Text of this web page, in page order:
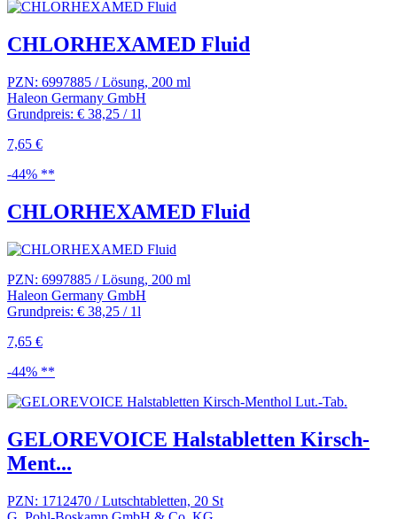
CHLORHEXAMED Fluid
PZN: 6997885 / Lösung, 200 ml
Haleon Germany GmbH
Grundpreis: € 38,25 / 1l
7,65 €
-44% **
CHLORHEXAMED Fluid
PZN: 6997885 / Lösung, 200 ml
Haleon Germany GmbH
Grundpreis: € 38,25 / 1l
7,65 €
-44% **
GELOREVOICE Halstabletten Kirsch-
Ment...
PZN: 1712470 / Lutschtabletten, 20 St